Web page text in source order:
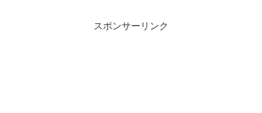
スポンサーリンク